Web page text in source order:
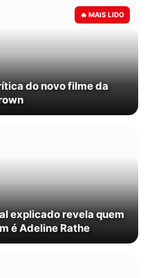
do novo filme da
explicado revela quem
é Adeline Rathe